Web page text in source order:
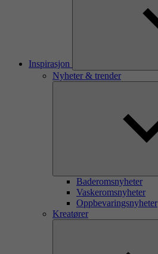
Inspirasjon
Nyheter & trender
Baderomsnyheter
Vaskeromsnyheter
Oppbevaringsnyheter
Kreatører